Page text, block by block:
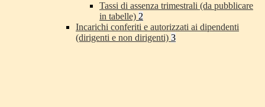
Tassi di assenza trimestrali (da pubblicare
in tabelle) 2
Incarichi conferiti e autorizzati ai dipendenti
(dirigenti e non dirigenti) 3